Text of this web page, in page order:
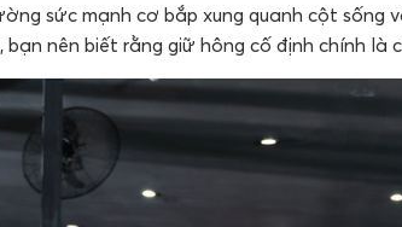
sức mạnh cơ bắp xung quanh cột sống
bạn nên biết rằng giữ hông cố định chính